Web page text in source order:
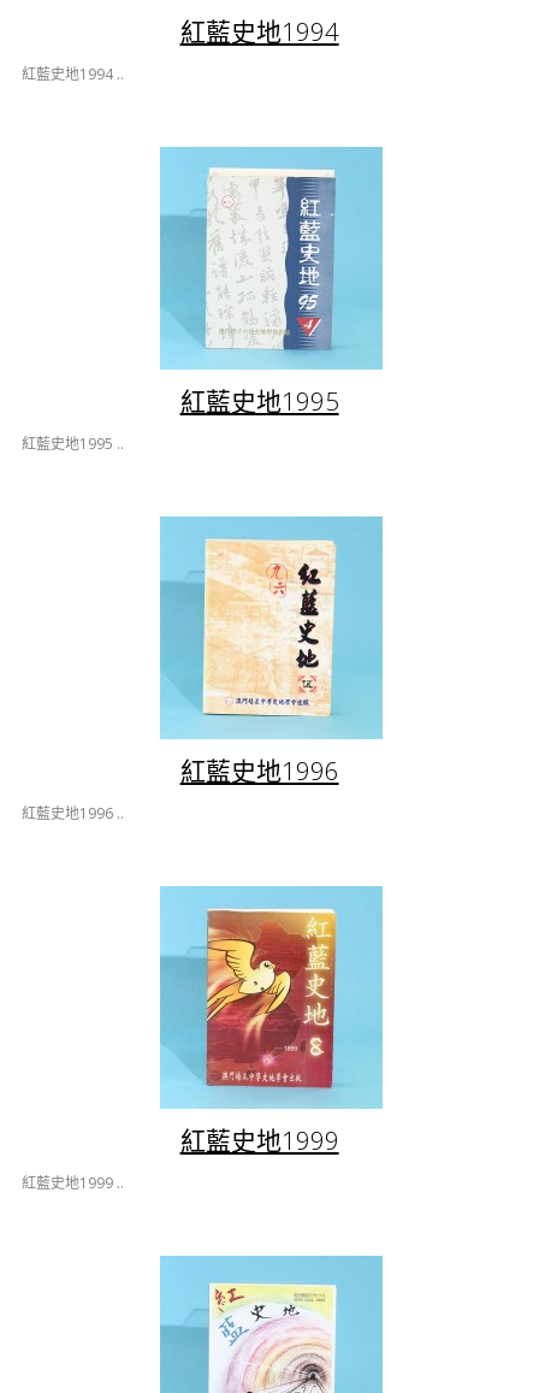
紅藍史地1994
紅藍史地1994 ..
紅藍史地1995
紅藍史地1995 ..
紅藍史地1996
紅藍史地1996 ..
紅藍史地1999
紅藍史地1999 ..